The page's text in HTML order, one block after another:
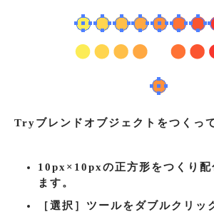
Tryブレンドオブジェクトをつくっ
10px×10pxの正方形をつくり配
ます。
［選択］ツールをダブルクリッ